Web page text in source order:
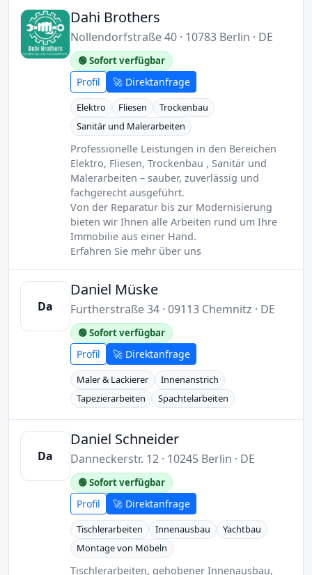
Dahi Brothers
Nollendorfstraße 40 · 10783 Berlin · DE
🟢 Sofort verfügbar
Profil 🚀 Direktanfrage
Elektro Fliesen
Trockenbau
Sanitär und Malerarbeiten
Professionelle Leistungen in den Bereichen
Elektro, Fliesen, Trockenbau , Sanitär und
Malerarbeiten – sauber, zuverlässig und
fachgerecht ausgeführt.
Von der Reparatur bis zur Modernisierung
bieten wir Ihnen alle Arbeiten rund um Ihre
Immobilie aus einer Hand.
Erfahren Sie mehr über uns
Da
Daniel Müske
Furtherstraße 34 · 09113 Chemnitz · DE
🟢 Sofort verfügbar
Profil 🚀 Direktanfrage
Maler & Lackierer
Innenanstrich
Tapezierarbeiten
Spachtelarbeiten
Da
Daniel Schneider
Danneckerstr. 12 · 10245 Berlin · DE
🟢 Sofort verfügbar
Profil 🚀 Direktanfrage
Tischlerarbeiten Innenausbau
Yachtbau
Montage von Möbeln
Tischlerarbeiten, gehobener Innenausbau,